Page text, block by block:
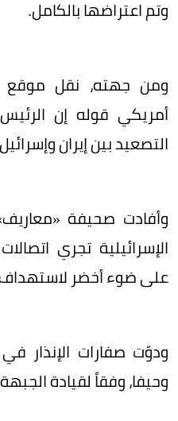
وتم اعتراضها بالكامل.
ومن جهته، نقل
أمريكي قوله إن
التصعيد بين إيران
وأفادت صحيفة «معاريف»
الإسرائيلية تجري
على ضوء أخضر
ودوّت صفارات الإنذار
وحيفا، وفقاً لقيادة